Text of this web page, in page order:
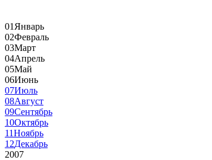
01 Январь
02Февраль
03Март
04Апрель
05Май
06Июнь
07Июль
08Август
09Сентябрь
10Октябрь
11Ноябрь
12Декабрь
2007